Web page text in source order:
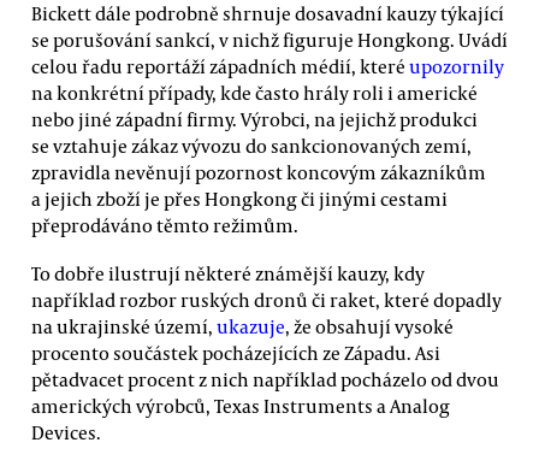
Bickett dále podrobně shrnuje dosavadní kauzy týkající
se porušování sankcí, v nichž figuruje Hongkong. Uvádí
celou řadu reportáží západních médií, které upozornily
na konkrétní případy, kde často hrály roli i americké
nebo jiné západní firmy. Výrobci, na jejichž produkci
se vztahuje zákaz vývozu do sankcionovaných zemí,
zpravidla nevěnují pozornost koncovým zákazníkům
a jejich zboží je přes Hongkong či jinými cestami
přeprodáváno těmto režimům.
To dobře ilustrují některé známější kauzy, kdy
například rozbor ruských dronů či raket, které dopadly
na ukrajinské území, ukazuje, že obsahují vysoké
procento součástek pocházejících ze Západu. Asi
pětadvacet procent z nich například pocházelo od dvou
amerických výrobců, Texas Instruments a Analog
Devices.